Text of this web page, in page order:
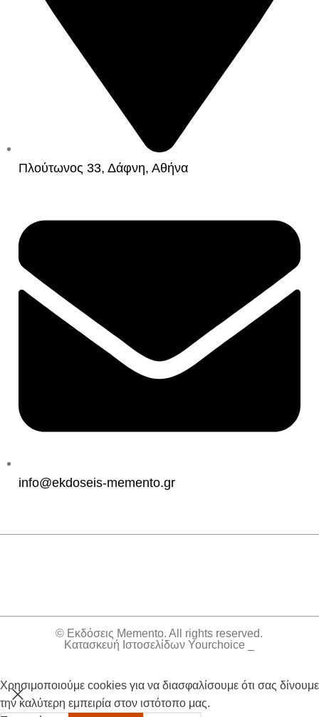
Πλούτωνος 33, Δάφνη, Αθήνα
info@ekdoseis-memento.gr
© Εκδόσεις Memento. All rights reserved.
Κατασκευή Ιστοσελίδων Yourchoice _
Χρησιμοποιούμε cookies για να διασφαλίσουμε ότι σας δίνουμε
την καλύτερη εμπειρία στον ιστότοπο μας.